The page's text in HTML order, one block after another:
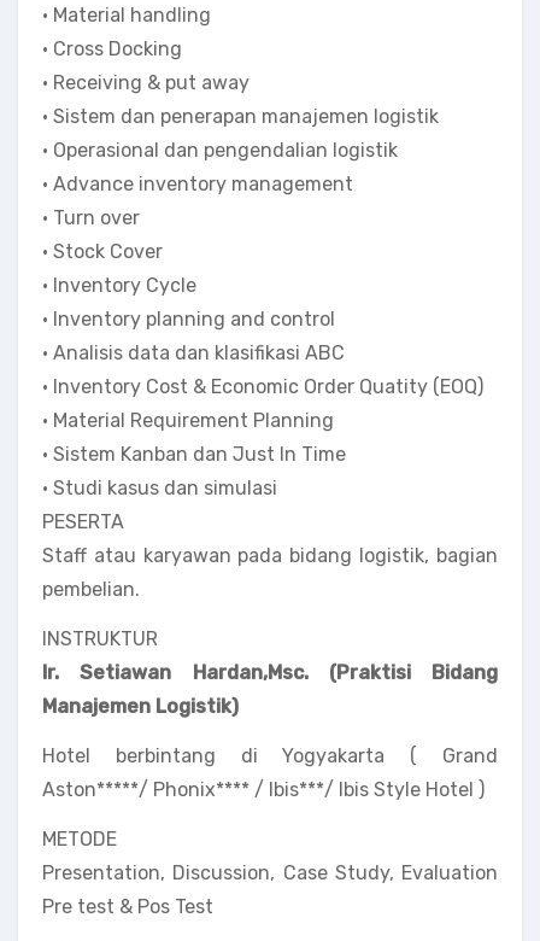
• Material handling
• Cross Docking
• Receiving & put away
• Sistem dan penerapan manajemen logistik
• Operasional dan pengendalian logistik
• Advance inventory management
• Turn over
• Stock Cover
• Inventory Cycle
• Inventory planning and control
• Analisis data dan klasifikasi ABC
• Inventory Cost & Economic Order Quatity (EOQ)
• Material Requirement Planning
• Sistem Kanban dan Just In Time
• Studi kasus dan simulasi
PESERTA
Staff atau karyawan pada bidang logistik, bagian
pembelian.
INSTRUKTUR
Ir. Setiawan Hardan,Msc. (Praktisi Bidang
Manajemen Logistik)
Hotel berbintang di Yogyakarta ( Grand
Aston*****/ Phonix**** / Ibis***/ Ibis Style Hotel )
METODE
Presentation, Discussion, Case Study, Evaluation
Pre test & Pos Test